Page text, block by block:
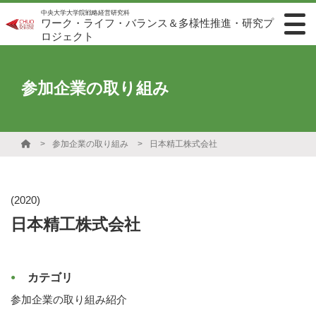
中央大学大学院戦略経営研究科
ワーク・ライフ・バランス＆多様性推進・研究プ
ロジェクト
参加企業の取り組み
参加企業の取り組み 日本精工株式会社
(2020)
日本精工株式会社
カテゴリ
参加企業の取り組み紹介